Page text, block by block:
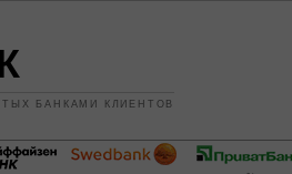
БАНКАМИ КЛИЕНТОВ